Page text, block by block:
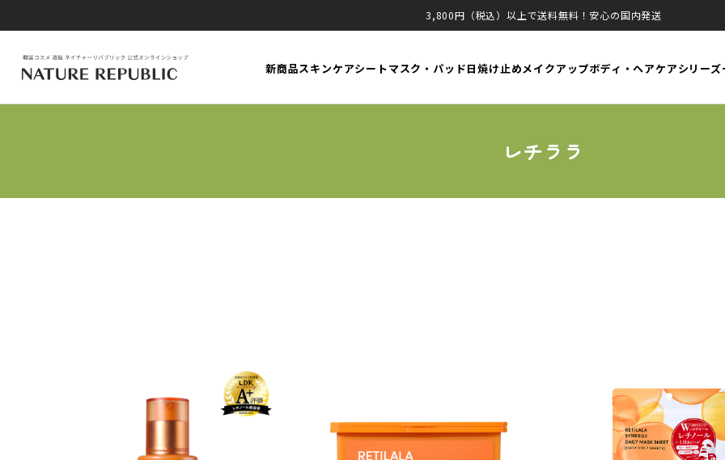
3,800円（税込）以上で送料無料！安心の国内発送
新商品スキンケアシートマスク・パッド日焼け止めメイクアップボディ・ヘアケアシリー
レチララ